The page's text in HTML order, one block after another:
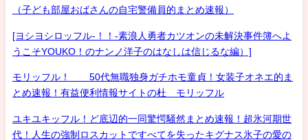
（子ども部屋おばさんの自宅警備員的まとめ速報）
[ヨシヨシロッフル-！！-素浪人勇者カツオンの未解決事件簿へよ
うこそYOUKO！のナンノ洋子のはなしは信じるな編）]
モリッフル！ 50代無職独身ガチホモ童貞！女装子オネエ的ま
とめ速報！有益便利情報サイトの杜 モリッフル
ユキユキッフル！ど底辺的一同驚愕騒然まとめ速報！超氷河期世
代！人生の強制ロスカットですべてを失ったキグナス氷子の愛の